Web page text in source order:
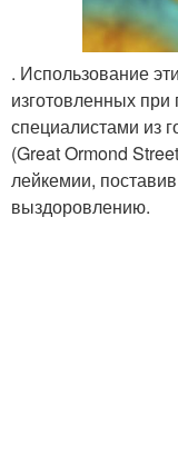
. Использование
изготовленных
специалистами из
(Great Ormond
лейкемии,
выздоровлению.